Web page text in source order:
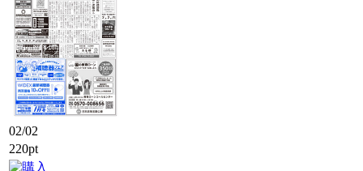
02/02
220pt